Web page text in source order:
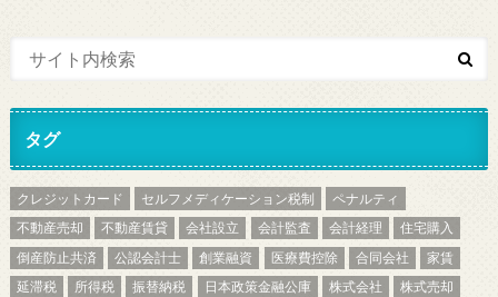
タグ
クレジットカード セルフメディケーション税制
ペナルティ
不動産売却
不動産賃貸 会社設立 会計監査 会計経理
住宅購入
倒産防止共済
公認会計士 創業融資 医療費控除 合同会社
家賃
延滞税
所得税 振替納税 日本政策金融公庫 株式会社
株式売却